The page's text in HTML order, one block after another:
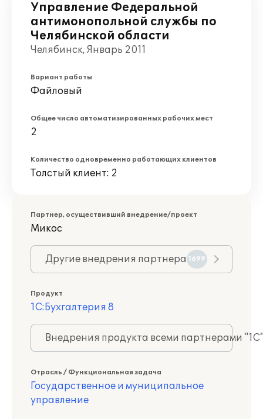
Управление Федеральной
антимонопольной службы по
Челябинской области
Челябинск, Январь 2011
Вариант работы
Файловый
Общее число автоматизированных рабочих мест
2
Количество одновременно работающих клиентов
Толстый клиент: 2
Партнер, осуществивший внедрение/проект
Микос
Другие внедрения партнера 1699
Продукт
1С:Бухгалтерия 8
Внедрения продукта всеми партнерами
Отрасль / Функциональная задача
Государственное и муниципальное
управление